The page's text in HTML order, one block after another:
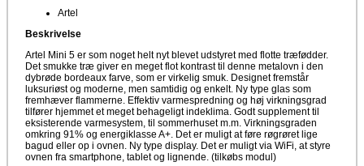
Artel
Beskrivelse
Artel Mini 5 er som noget helt nyt blevet udstyret med flotte træfødder.
Det smukke træ giver en meget flot kontrast til denne metalovn i den
dybrøde bordeaux farve, som er virkelig smuk. Designet fremstår
luksuriøst og moderne, men samtidig og enkelt. Ny type glas som
fremhæver flammerne. Effektiv varmespredning og høj virkningsgrad
tilfører hjemmet et meget behageligt indeklima. Godt supplement til
eksisterende varmesystem, til sommerhuset m.m. Virkningsgraden
omkring 91% og energiklasse A+. Det er muligt at føre røgrøret lige
bagud eller op i ovnen. Ny type display. Det er muligt via WiFi, at styre
ovnen fra smartphone, tablet og lignende. (tilkøbs modul)